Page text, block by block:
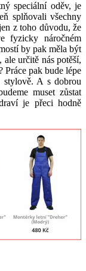
speciální oděv, je
splňovali všechny
z toho důvodu, že
fyzicky náročném
by pak měla být
určitě nás potěší,
Práce pak bude lépe
stylově. A s dobrou
muset zůstat
je přeci hodně